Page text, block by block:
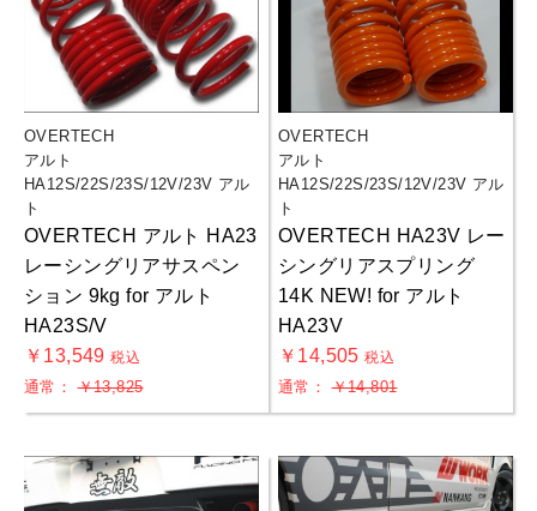
OVERTECH
アルト
HA12S/22S/23S/12V/23V アル
ト
OVERTECH アルト HA23
レーシングリアサスペン
ション 9kg for アルト
HA23S/V
￥13,549税込
通常：￥13,825
OVERTECH
アルト
HA12S/22S/23S/12V/23V アル
ト
OVERTECH HA23V レー
シングリアスプリング
14K NEW! for アルト
HA23V
￥14,505税込
通常：￥14,801